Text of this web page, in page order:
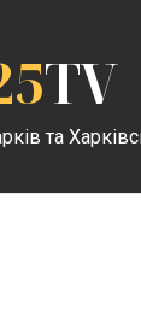
TV
та